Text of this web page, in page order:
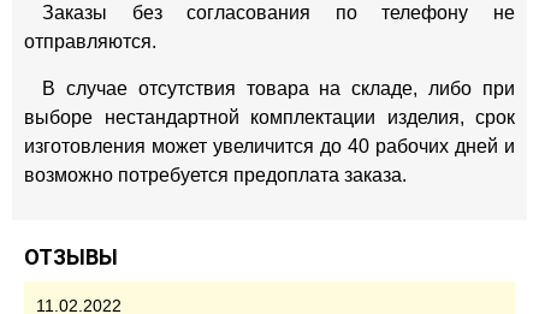
Заказы без согласования по телефону не
отправляются.
В случае отсутствия товара на складе, либо при
выборе нестандартной комплектации изделия, срок
изготовления может увеличится до 40 рабочих дней и
возможно потребуется предоплата заказа.
ОТЗЫВЫ
11.02.2022